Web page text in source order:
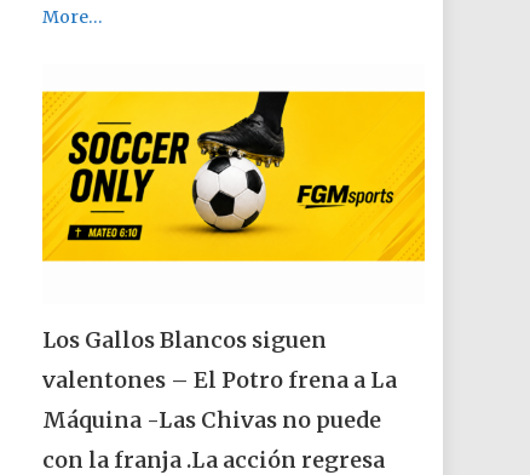
More…
Los Gallos Blancos siguen
valentones – El Potro frena a La
Máquina -Las Chivas no puede
con la franja .La acción regresa